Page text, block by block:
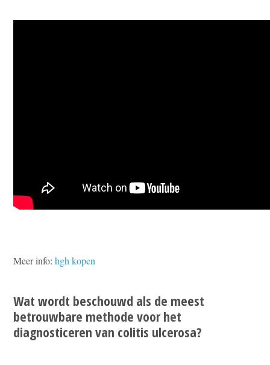
Meer info:hgh kopen
Wat wordt beschouwd als de meest
betrouwbare methode voor het
diagnosticeren van colitis ulcerosa?